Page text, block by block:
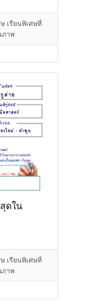
เรียนพิเศษที่
ภาพ
ดใน
เรียนพิเศษที่
ภาพ